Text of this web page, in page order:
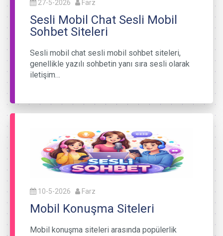
27-5-2026 Farz
Sesli Mobil Chat Sesli Mobil
Sohbet Siteleri
Sesli mobil chat sesli mobil sohbet siteleri,
genellikle yazılı sohbetin yanı sıra sesli olarak
iletişim…
10-5-2026 Farz
Mobil Konuşma Siteleri
Mobil konuşma siteleri arasında popülerlik